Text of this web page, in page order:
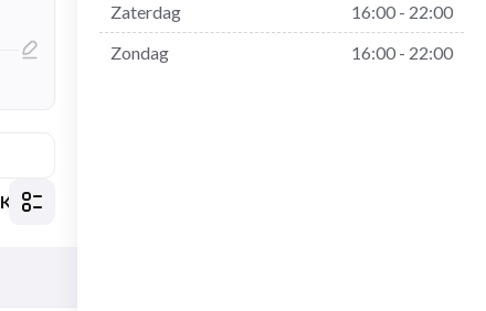
Kapsalon / Dürüm
Zaterdag
16:00 - 22:00
Zondag
16:00 - 22:00